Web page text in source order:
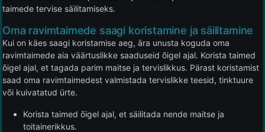
taimede tervise säilitamiseks.
Oma ravimtaimede saagi koristamine ja säilitamine
Kui on käes saagi koristamise aeg, ära unusta koguda oma
ravimtaimede aia väärtuslikke saaduseid õigel ajal. Korista taimed
õigel ajal, et tagada parim maitse ja tervislikkus. Pärast koristamist
saad oma ravimtaimedest valmistada tervislikke teesid, tinktuure
või kuivatatud ürte.
Korista taimed õigel ajal, et säilitada nende maitse ja
toitainerikkus.